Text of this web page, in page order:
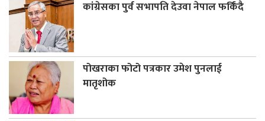
कांग्रेसका पुर्व सभापति देउवा नेपाल फर्किंदै
पोखराका फोटो पत्रकार उमेश पुनलाई
मातृशोक